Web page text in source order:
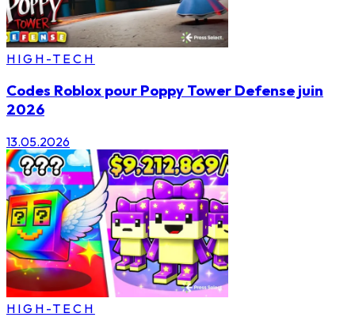
HIGH-TECH
Codes Roblox pour Poppy Tower Defense juin
2026
13.05.2026
HIGH-TECH